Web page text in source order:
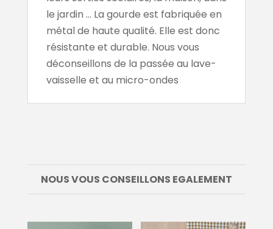
le jardin … La gourde est fabriquée en
métal de haute qualité. Elle est donc
résistante et durable. Nous vous
déconseillons de la passée au lave-
vaisselle et au micro-ondes
NOUS VOUS CONSEILLONS EGALEMENT